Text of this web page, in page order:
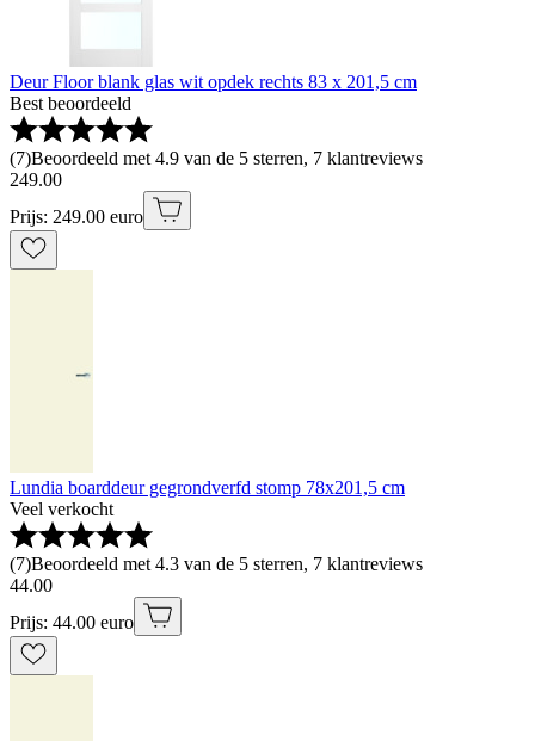
Deur Floor blank glas wit opdek rechts 83 x 201,5 cm
Best beoordeeld
(7)Beoordeeld met 4.9 van de 5 sterren, 7 klantreviews
249.00
Prijs: 249.00 euro
Lundia boarddeur gegrondverfd stomp 78x201,5 cm
Veel verkocht
(7)Beoordeeld met 4.3 van de 5 sterren, 7 klantreviews
44.00
Prijs: 44.00 euro